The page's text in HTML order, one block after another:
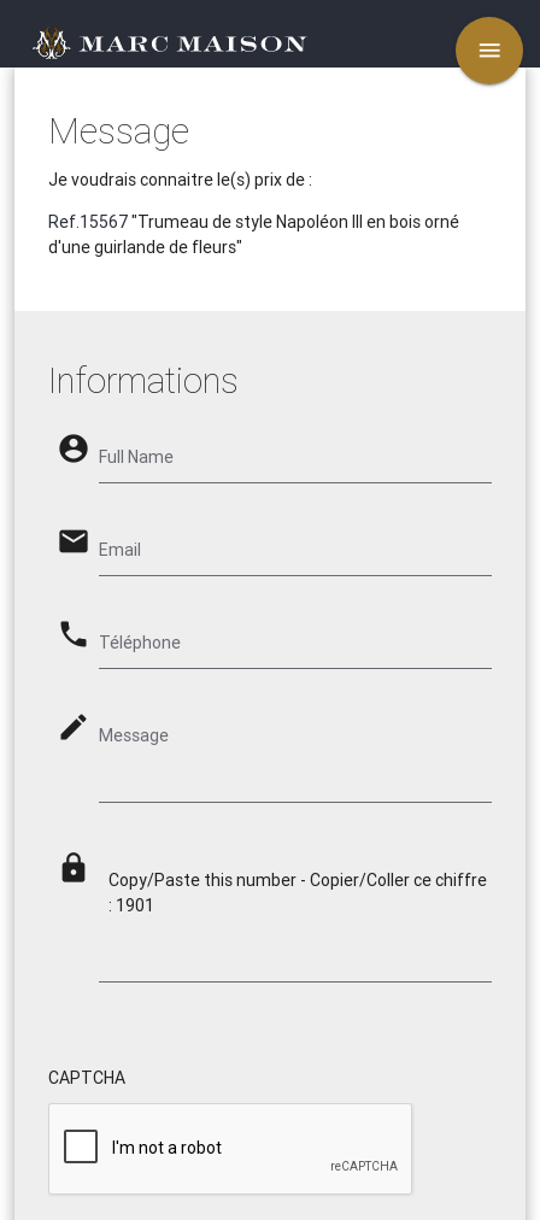
menu
Message
Je voudrais connaitre le(s) prix de :
Ref.15567"Trumeau de style Napoléon III en bois orné
d'une guirlande de fleurs"
Informations
account_circle Full Name
email Email
phone Téléphone
mode_edit Message
lock
Copy/Paste this number - Copier/Coller ce chiffre
: 1901
CAPTCHA